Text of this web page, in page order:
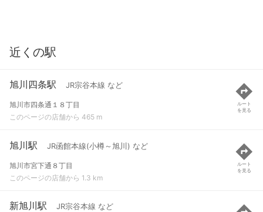
近くの駅
旭川四条駅 JR宗谷本線 など
旭川市四条通１８丁目
このページの店舗から 465 m
ルート
を見る
旭川駅 JR函館本線(小樽～旭川) など
旭川市宮下通８丁目
このページの店舗から 1.3 km
ルート
を見る
新旭川駅 JR宗谷本線 など